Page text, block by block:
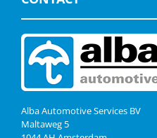
Alba Automotive Services BV
Maltaweg 5